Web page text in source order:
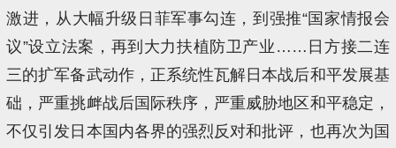
激进，从大幅升级日菲军事勾连，到强推“国家情报会
议”设立法案，再到大力扶植防卫产业……日方接二连
三的扩军备武动作，正系统性瓦解日本战后和平发展基
础，严重挑衅战后国际秩序，严重威胁地区和平稳定，
不仅引发日本国内各界的强烈反对和批评，也再次为国